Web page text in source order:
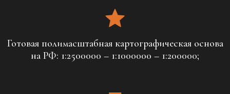
Готовая полимасштабная картографическая основа
на РФ: 1:2500000 – 1:1000000 – 1:200000;